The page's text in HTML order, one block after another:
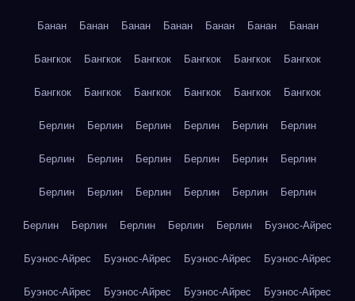
Банан Банан Банан Банан Банан Банан Банан
Бангкок Бангкок Бангкок Бангкок Бангкок Бангкок
Бангкок Бангкок Бангкок Бангкок Бангкок Бангкок
Берлин Берлин Берлин Берлин Берлин Берлин
Берлин Берлин Берлин Берлин Берлин Берлин
Берлин Берлин Берлин Берлин Берлин Берлин
Берлин Берлин Берлин Берлин Берлин Буэнос-Айрес
Буэнос-Айрес Буэнос-Айрес Буэнос-Айрес Буэнос-Айрес
Буэнос-Айрес Буэнос-Айрес Буэнос-Айрес Буэнос-Айрес